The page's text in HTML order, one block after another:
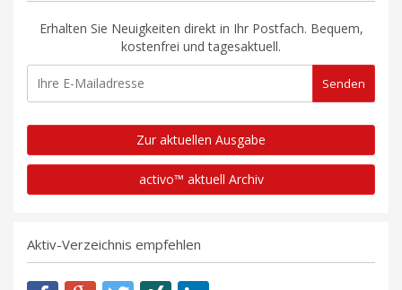
Erhalten Sie Neuigkeiten direkt in Ihr Postfach. Bequem,
kostenfrei und tagesaktuell.
Zur aktuellen Ausgabe
activo™ aktuell Archiv
Aktiv-Verzeichnis empfehlen